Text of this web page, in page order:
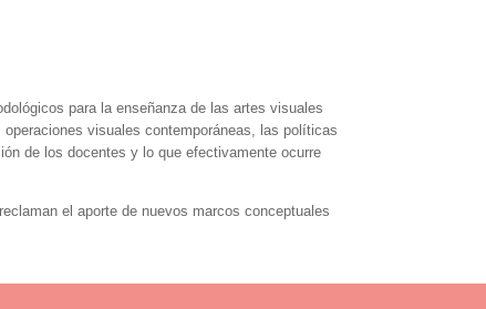
para la enseñanza de las artes visuales
visuales contemporáneas, las políticas
de los docentes y lo que efectivamente ocurre
el aporte de nuevos marcos conceptuales